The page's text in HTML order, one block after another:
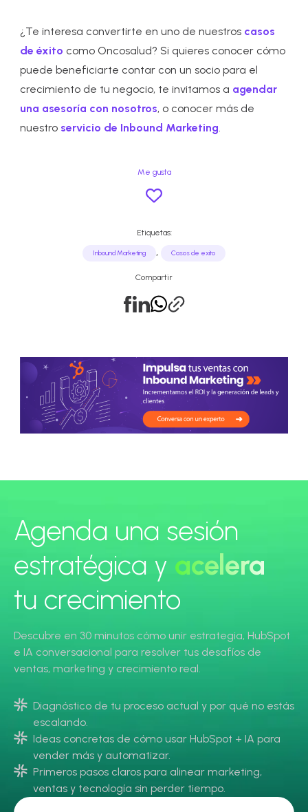
¿Te interesa convertirte en uno de nuestros casos
de éxito como Oncosalud? Si quieres conocer cómo
puede beneficiarte contar con un socio para el
crecimiento de tu negocio, te invitamos a agendar
una asesoría con nosotros, o conocer más de
nuestro servicio de Inbound Marketing.
Me gusta
Etiquetas:
Inbound Marketing , Casos de exito
Compartir
Agenda una sesión
estratégica y acelera
tu crecimiento
Descubre en 30 minutos cómo unir estrategia, HubSpot
e IA conversacional para resolver tus desafíos de
ventas, marketing y crecimiento real.
Diagnóstico de tu proceso actual y por qué no estás
escalando.
Ideas concretas de cómo usar HubSpot + IA para
vender más y automatizar.
Primeros pasos claros para alinear marketing,
ventas y tecnología sin perder tiempo.